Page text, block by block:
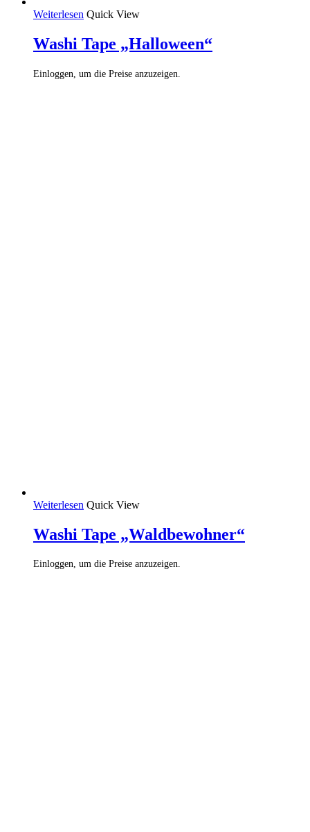
Weiterlesen Quick View
Washi Tape „Halloween“
Einloggen, um die Preise anzuzeigen.
Weiterlesen Quick View
Washi Tape „Waldbewohner“
Einloggen, um die Preise anzuzeigen.